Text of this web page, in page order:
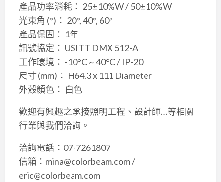
產品功率消耗： 25±10%W / 50±10%W
光束角 (°)： 20°, 40°, 60°
產品保固： 1年
訊號協定： USITT DMX 512-A
工作環境： -10°C ~ 40°C / IP-20
尺寸 (mm)： H64.3 x 111 Diameter
外殼顏色： 白色
歡迎有興趣之承接照明工程、設計師…等相關
行業與我們洽詢。
洽詢電話：07-7261807
信箱：mina@colorbeam.com /
eric@colorbeam.com